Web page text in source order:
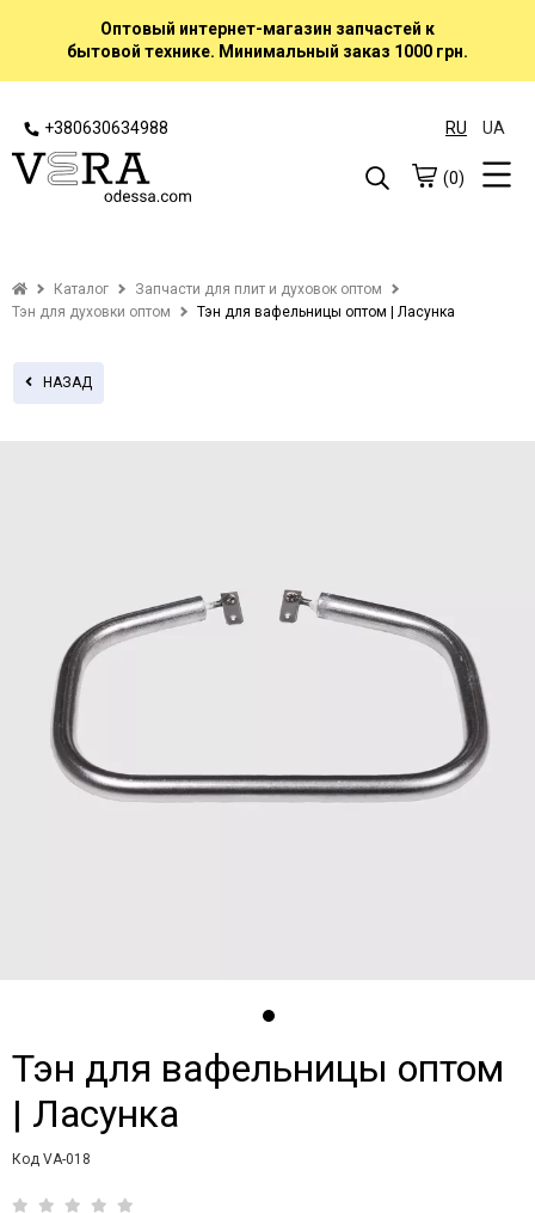
Оптовый интернет-магазин запчастей к
бытовой технике. Минимальный заказ 1000 грн.
+380630634988 RU UA
(0)
Каталог
Запчасти для плит и духовок оптом
Тэн для духовки оптом
Тэн для вафельницы оптом | Ласунка
НАЗАД
Тэн для вафельницы оптом
| Ласунка
Код VA-018